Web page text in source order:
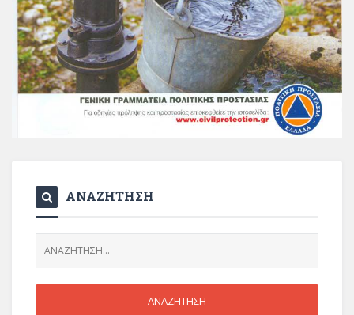
ΑΝΑΖΗΤΗΣΗ